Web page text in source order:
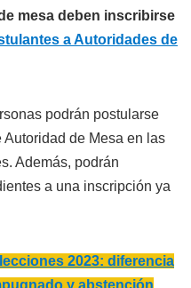
mesa deben inscribirse
a Autoridades de
podrán postularse
de Mesa en las
Además, podrán
a una inscripción ya
2023: diferencia
y abstención